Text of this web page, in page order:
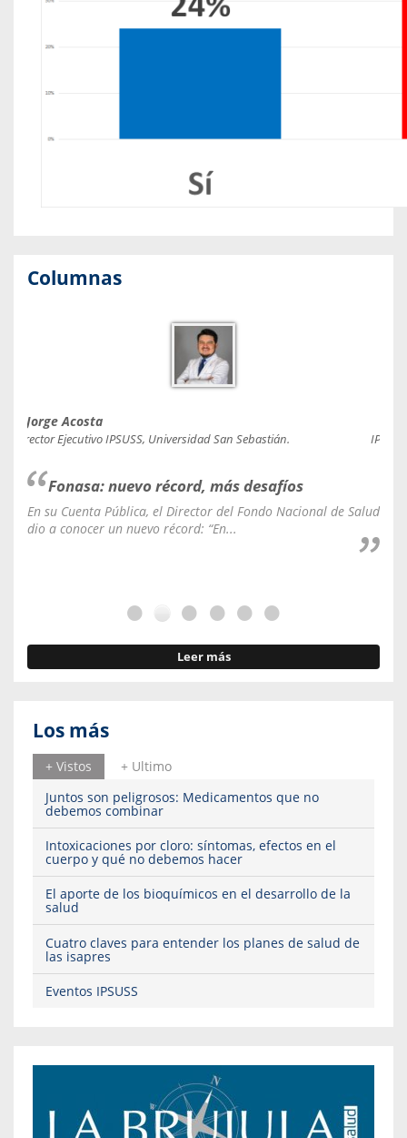
Columnas
Jorge Acosta
Director Ejecutivo IPSUSS, Universidad San Sebastián.
Fonasa: nuevo récord, más desafíos
En su Cuenta Pública, el Director del Fondo Nacional de Salud
dio a conocer un nuevo récord: “En...
Leer más
Los más
+ Vistos
+ Ultimo
Juntos son peligrosos: Medicamentos que no
debemos combinar
Intoxicaciones por cloro: síntomas, efectos en el
cuerpo y qué no debemos hacer
El aporte de los bioquímicos en el desarrollo de la
salud
Cuatro claves para entender los planes de salud de
las isapres
Eventos IPSUSS